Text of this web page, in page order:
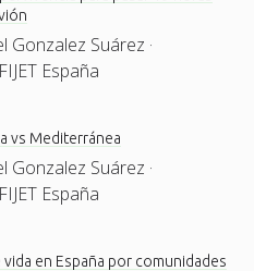
Gonzalez Suárez ·
España
vs Mediterránea
Gonzalez Suárez ·
España
vida en España por comunidades